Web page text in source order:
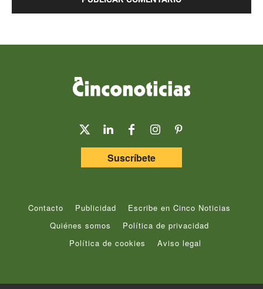
Suscríbete
Contacto Publicidad
Escribe en Cinco Noticias
Quiénes somos
Política de privacidad
Política de cookies
Aviso legal